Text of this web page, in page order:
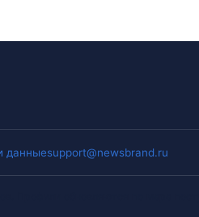
данныеsupport@newsbrand.ru